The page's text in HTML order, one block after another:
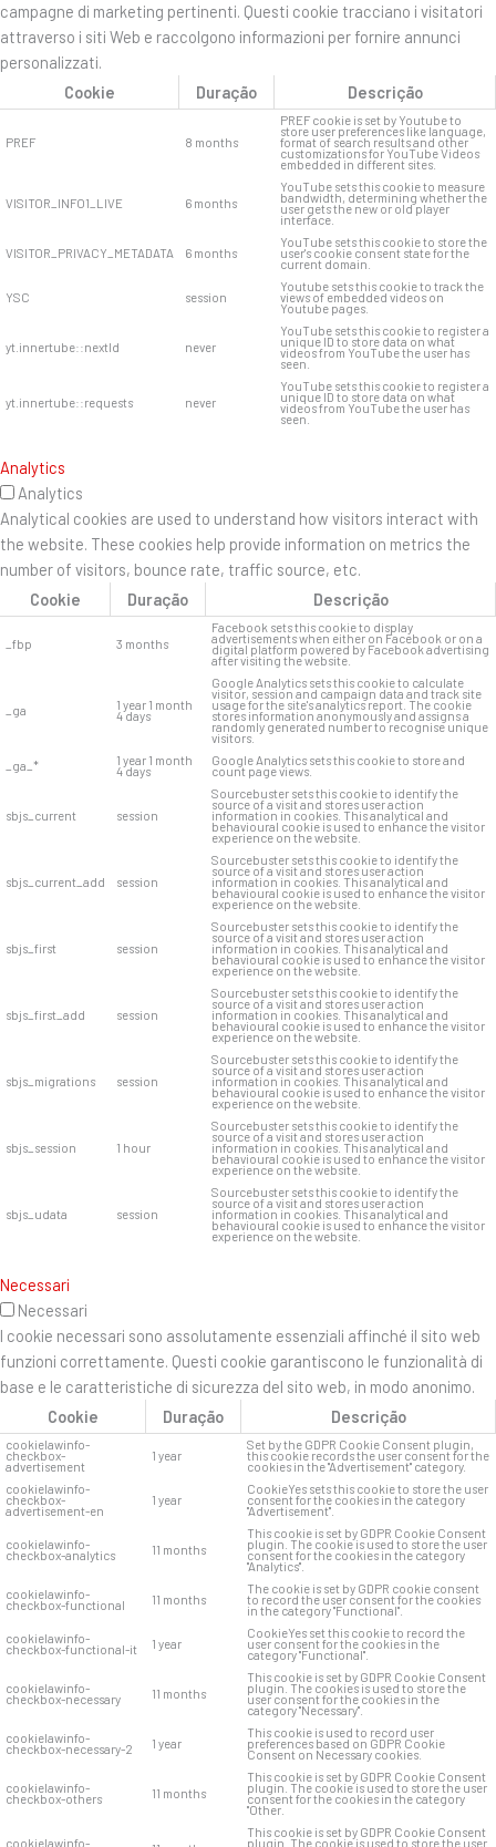
campagne di marketing pertinenti. Questi cookie tracciano i visitatori
attraverso i siti Web e raccolgono informazioni per fornire annunci
personalizzati.
Cookie
Duração Descrição
PREF 8 months
PREF cookie is set by Youtube to
store user preferences like language,
format of search results and other
customizations for YouTube Videos
embedded in different sites.
VISITOR_INFO1_LIVE 6 months
YouTube sets this cookie to measure
bandwidth, determining whether the
user gets the new or old player
interface.
VISITOR_PRIVACY_METADATA 6 months
YouTube sets this cookie to store the
user's cookie consent state for the
current domain.
YSC session
Youtube sets this cookie to track the
views of embedded videos on
Youtube pages.
yt.innertube::nextId never
YouTube sets this cookie to register a
unique ID to store data on what
videos from YouTube the user has
seen.
yt.innertube::requests never
YouTube sets this cookie to register a
unique ID to store data on what
videos from YouTube the user has
seen.
Analytics
Analytics
Analytical cookies are used to understand how visitors interact with
the website. These cookies help provide information on metrics the
number of visitors, bounce rate, traffic source, etc.
Cookie
Duração Descrição
_fbp 3 months
Facebook sets this cookie to display
advertisements when either on Facebook or on a
digital platform powered by Facebook advertising
after visiting the website.
_ga 1 year 1 month
4 days
Google Analytics sets this cookie to calculate
visitor, session and campaign data and track site
usage for the site's analytics report. The cookie
stores information anonymously and assigns a
randomly generated number to recognise unique
visitors.
_ga_*
1 year 1 month
4 days
Google Analytics sets this cookie to store and
count page views.
sbjs_current session
Sourcebuster sets this cookie to identify the
source of a visit and stores user action
information in cookies. This analytical and
behavioural cookie is used to enhance the visitor
experience on the website.
sbjs_current_add session
Sourcebuster sets this cookie to identify the
source of a visit and stores user action
information in cookies. This analytical and
behavioural cookie is used to enhance the visitor
experience on the website.
sbjs_first session
Sourcebuster sets this cookie to identify the
source of a visit and stores user action
information in cookies. This analytical and
behavioural cookie is used to enhance the visitor
experience on the website.
sbjs_first_add session
Sourcebuster sets this cookie to identify the
source of a visit and stores user action
information in cookies. This analytical and
behavioural cookie is used to enhance the visitor
experience on the website.
sbjs_migrations session
Sourcebuster sets this cookie to identify the
source of a visit and stores user action
information in cookies. This analytical and
behavioural cookie is used to enhance the visitor
experience on the website.
sbjs_session 1 hour
Sourcebuster sets this cookie to identify the
source of a visit and stores user action
information in cookies. This analytical and
behavioural cookie is used to enhance the visitor
experience on the website.
sbjs_udata session
Sourcebuster sets this cookie to identify the
source of a visit and stores user action
information in cookies. This analytical and
behavioural cookie is used to enhance the visitor
experience on the website.
Necessari
Necessari
I cookie necessari sono assolutamente essenziali affinché il sito web
funzioni correttamente. Questi cookie garantiscono le funzionalità di
base e le caratteristiche di sicurezza del sito web, in modo anonimo.
Cookie
Duração Descrição
cookielawinfo-
checkbox-
advertisement
1 year
Set by the GDPR Cookie Consent plugin,
this cookie records the user consent for the
cookies in the "Advertisement" category.
cookielawinfo-
checkbox-
advertisement-en
1 year
CookieYes sets this cookie to store the user
consent for the cookies in the category
"Advertisement".
cookielawinfo-
checkbox-analytics 11 months
This cookie is set by GDPR Cookie Consent
plugin. The cookie is used to store the user
consent for the cookies in the category
"Analytics".
cookielawinfo-
checkbox-functional 11 months
The cookie is set by GDPR cookie consent
to record the user consent for the cookies
in the category "Functional".
cookielawinfo-
checkbox-functional-it 1 year
CookieYes set this cookie to record the
user consent for the cookies in the
category "Functional".
cookielawinfo-
checkbox-necessary 11 months
This cookie is set by GDPR Cookie Consent
plugin. The cookies is used to store the
user consent for the cookies in the
category "Necessary".
cookielawinfo-
checkbox-necessary-2 1 year
This cookie is used to record user
preferences based on GDPR Cookie
Consent on Necessary cookies.
cookielawinfo-
checkbox-others 11 months
This cookie is set by GDPR Cookie Consent
plugin. The cookie is used to store the user
consent for the cookies in the category
"Other.
cookielawinfo-
This cookie is set by GDPR Cookie Consent
plugin. The cookie is used to store the user